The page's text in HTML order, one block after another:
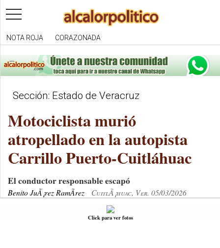
toggle
navigation
NOTA ROJA CORAZONADA
Sección: Estado de Veracruz
Motociclista murió
atropellado en la autopista
Carrillo Puerto-Cuitláhuac
El conductor responsable escapó
Benito JuÃ¡rez RamÃ­rez CuitlÃ¡huac, Ver. 05/03/2026
Click para ver fotos